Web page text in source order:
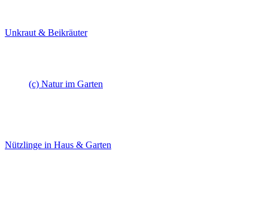
Unkraut & Beikräuter
(c) Natur im Garten
Nützlinge in Haus & Garten